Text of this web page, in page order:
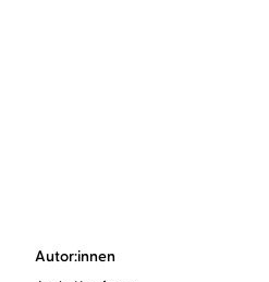
Autor:innen